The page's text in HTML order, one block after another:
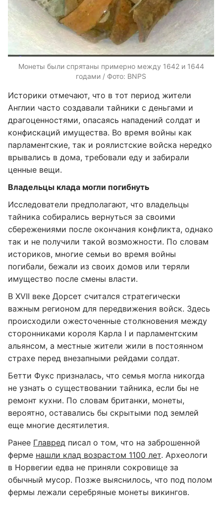
Монеты были спрятаны примерно между 1642 и 1644
годами / Фото: BNPS
Историки отмечают, что в тот период жители
Англии часто создавали тайники с деньгами и
драгоценностями, опасаясь нападений солдат и
конфискаций имущества. Во время войны как
парламентские, так и роялистские войска нередко
врывались в дома, требовали еду и забирали
ценные вещи.
Владельцы клада могли погибнуть
Исследователи предполагают, что владельцы
тайника собирались вернуться за своими
сбережениями после окончания конфликта, однако
так и не получили такой возможности. По словам
историков, многие семьи во время войны
погибали, бежали из своих домов или теряли
имущество после смены власти.
В XVII веке Дорсет считался стратегически
важным регионом для передвижения войск. Здесь
происходили ожесточенные столкновения между
сторонниками короля Карла I и парламентским
альянсом, а местные жители жили в постоянном
страхе перед внезапными рейдами солдат.
Бетти Фукс призналась, что семья могла никогда
не узнать о существовании тайника, если бы не
ремонт кухни. По словам британки, монеты,
вероятно, оставались бы скрытыми под землей
еще многие десятилетия.
Ранее Главред писал о том, что на заброшенной
ферме нашли клад возрастом 1100 лет. Археологи
в Норвегии едва не приняли сокровище за
обычный мусор. Позже выяснилось, что под полом
фермы лежали серебряные монеты викингов.